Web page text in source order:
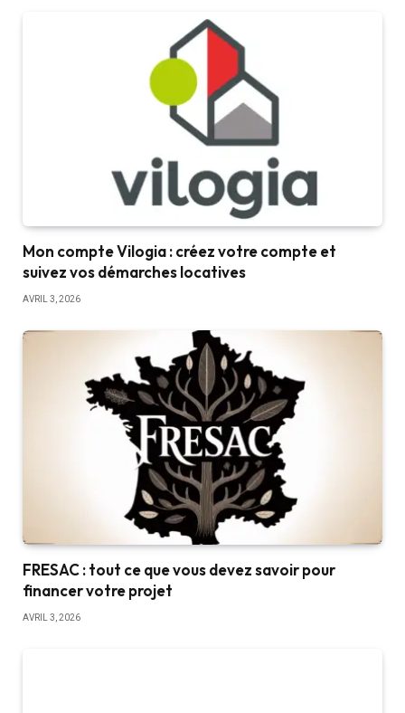
Mon compte Vilogia : créez votre compte et
suivez vos démarches locatives
AVRIL 3, 2026
FRESAC : tout ce que vous devez savoir pour
financer votre projet
AVRIL 3, 2026